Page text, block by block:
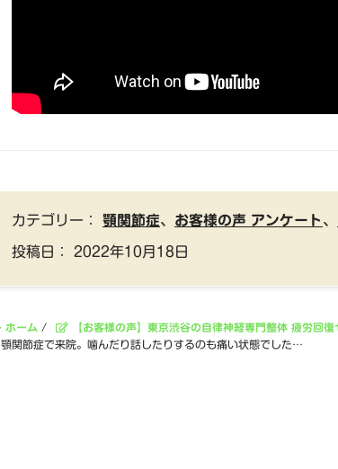
カテゴリー： 顎関節症、 お客様の声 アンケート 、
投稿日： 2022年10月18日
ホーム / 【お客様の声】東京渋谷の自律神経専門整体 疲労回
顎関節症で来院。噛んだり話したりするのも痛い状態でした…